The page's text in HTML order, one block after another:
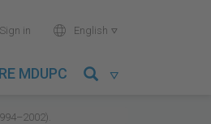
Sign in world English 
MDUPC 